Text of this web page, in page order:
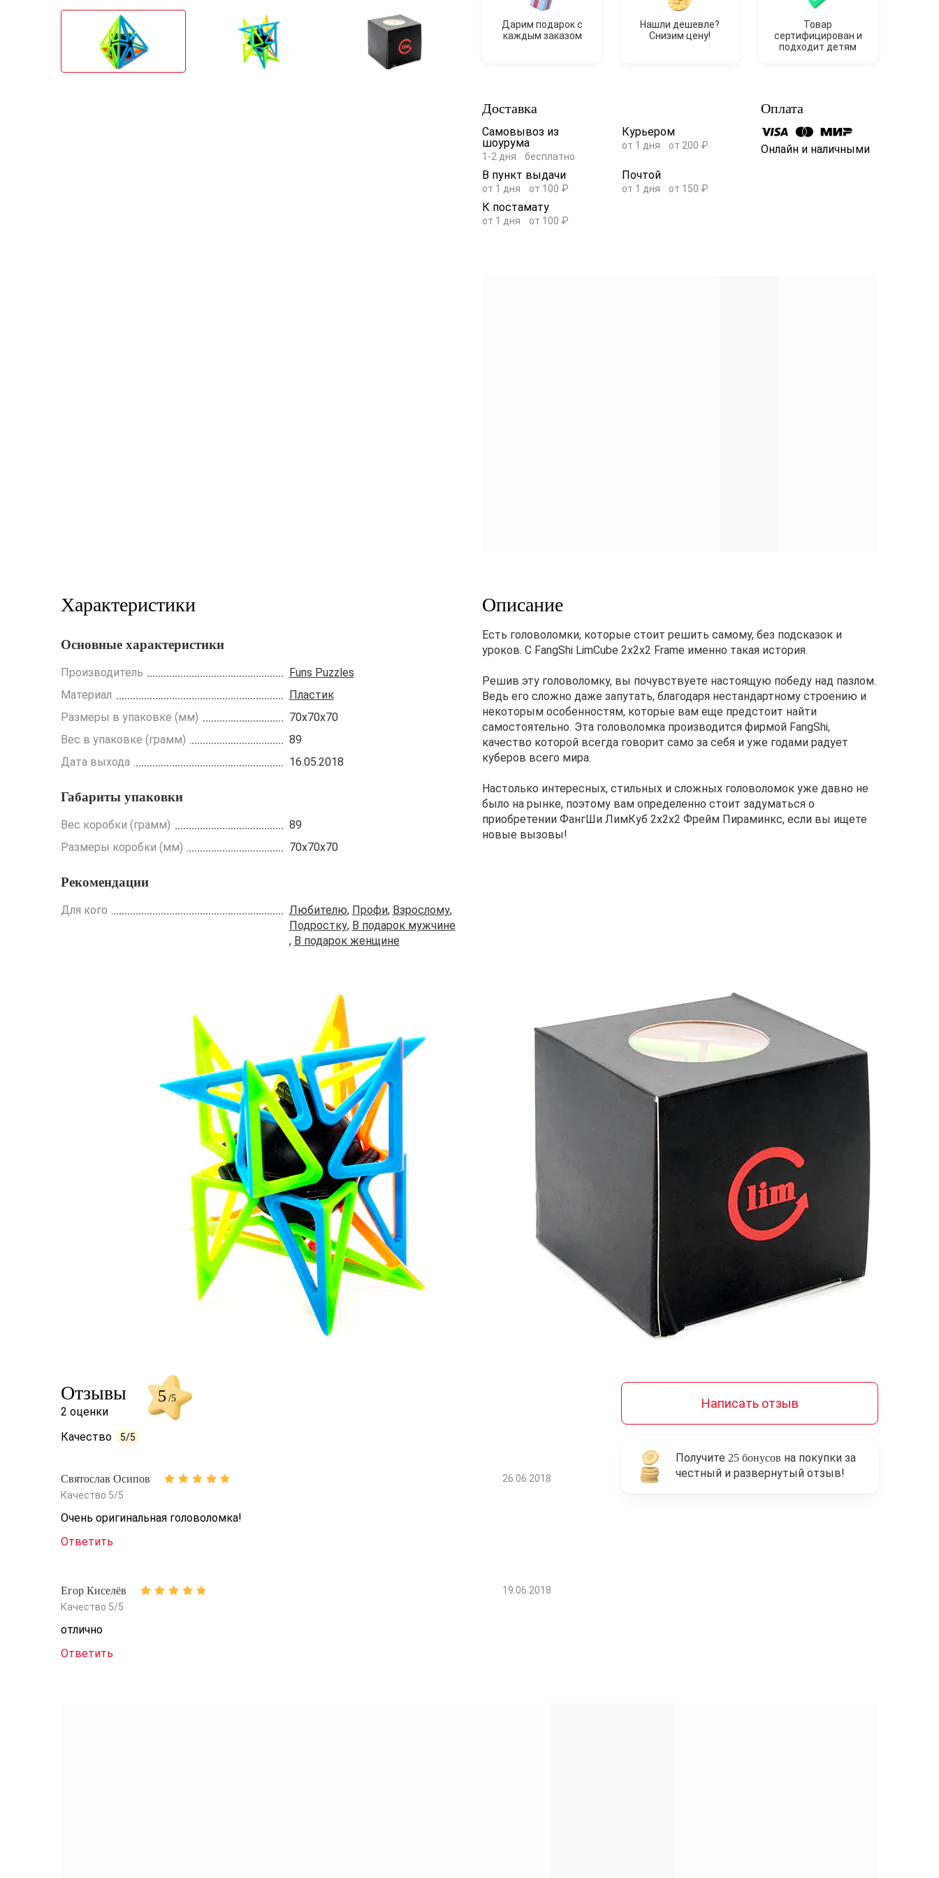
Дарим подарок с
каждым заказом
Нашли дешевле?
Снизим цену!
Товар
сертифицирован и
подходит детям
Доставка
Самовывоз из
шоурума
1-2 дня бесплатно
Курьером
от 1 дня от 200 ₽
В пункт выдачи
от 1 дня от 100 ₽
Почтой
от 1 дня от 150 ₽
К постамату
от 1 дня от 100 ₽
Оплата
Онлайн и наличными
Характеристики
Основные характеристики
Производитель
Funs Puzzles
Материал
Пластик
Размеры в упаковке (мм)
70x70x70
Вес в упаковке (грамм)
89
Дата выхода
16.05.2018
Габариты упаковки
Вес коробки (грамм)
89
Размеры коробки (мм)
70x70x70
Рекомендации
Для кого Любителю, Профи, Взрослому,
Подростку, В подарок мужчине
, В подарок женщине
Описание
Есть головоломки, которые стоит решить самому, без подсказок и
уроков. С FangShi LimCube 2x2x2 Frame именно такая история.
Решив эту головоломку, вы почувствуете настоящую победу над пазлом.
Ведь его сложно даже запутать, благодаря нестандартному строению и
некоторым особенностям, которые вам еще предстоит найти
самостоятельно. Эта головоломка производится фирмой FangShi,
качество которой всегда говорит само за себя и уже годами радует
куберов всего мира.
Настолько интересных, стильных и сложных головоломок уже давно не
было на рынке, поэтому вам определенно стоит задуматься о
приобретении ФангШи ЛимКуб 2х2х2 Фрейм Пираминкс, если вы ищете
новые вызовы!
Отзывы
2 оценки
5 /5
Качество 5/5
Святослав Осипов
26.06.2018
Качество 5/5
Очень оригинальная головоломка!
Ответить
Егор Киселёв
19.06.2018
Качество 5/5
отлично
Ответить
Написать отзыв
Получите 25 бонусов на покупки за
честный и развернутый отзыв!